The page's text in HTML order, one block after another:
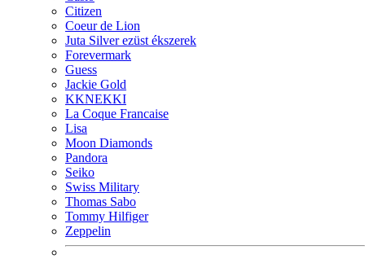
Citizen
Coeur de Lion
Juta Silver ezüst ékszerek
Forevermark
Guess
Jackie Gold
KKNEKKI
La Coque Francaise
Lisa
Moon Diamonds
Pandora
Seiko
Swiss Military
Thomas Sabo
Tommy Hilfiger
Zeppelin